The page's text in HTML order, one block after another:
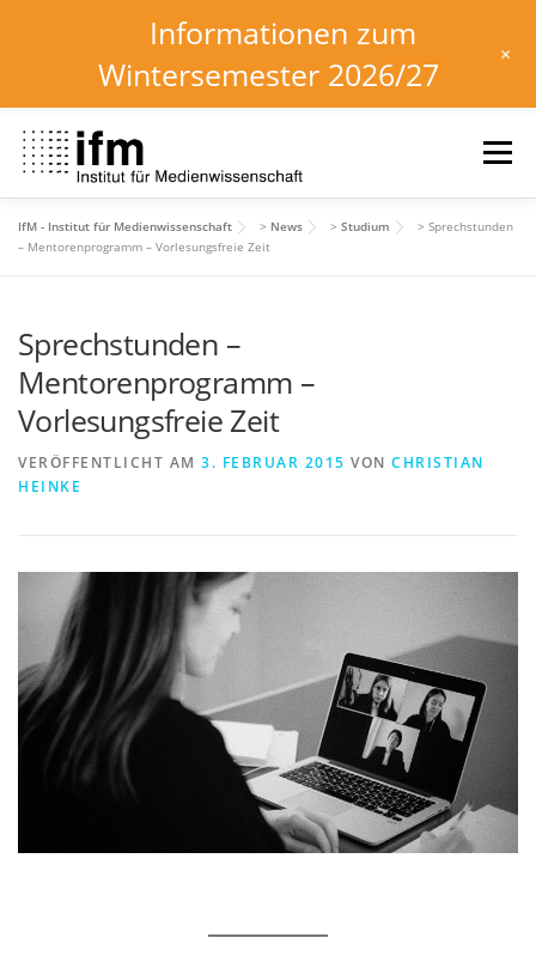
Inhalt
springen
Menü
HOME NEWS KALENDER
INSTITUT FORSCHUNG
IfM - Institut für Medienwissenschaft > News > Studium > Sprechstunden
– Mentorenprogramm – Vorlesungsfreie Zeit
Sprechstunden –
Mentorenprogramm –
Vorlesungsfreie Zeit
VERÖFFENTLICHT AM 3. FEBRUAR 2015 VON CHRISTIAN
HEINKE
Informationen zum
Wintersemester 2026/27
+